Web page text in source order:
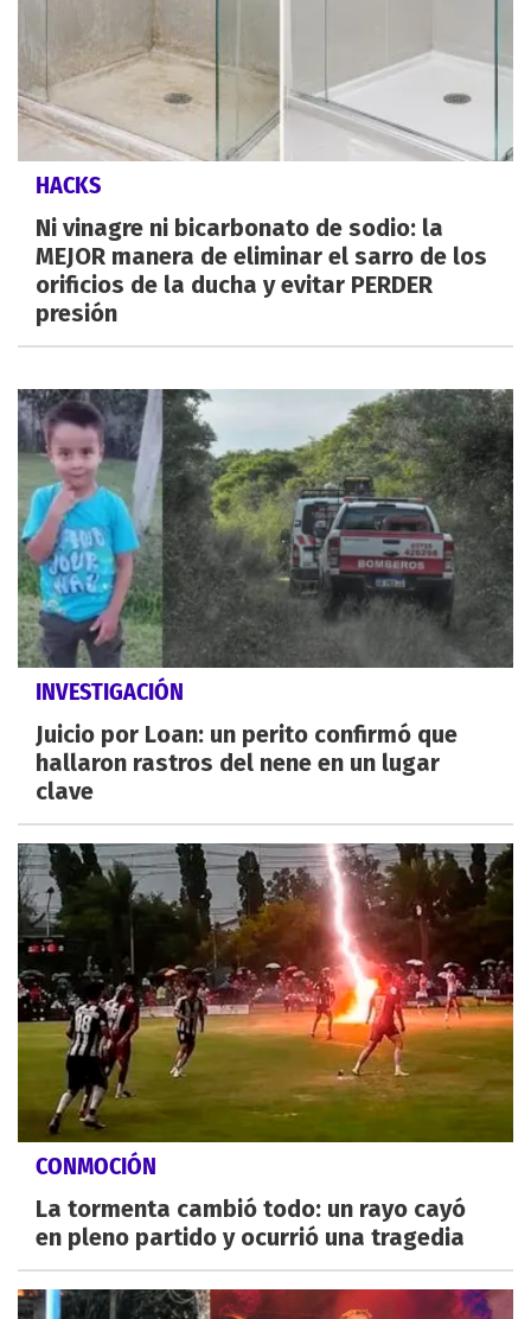
HACKS
Ni vinagre ni bicarbonato de sodio: la
MEJOR manera de eliminar el sarro de los
orificios de la ducha y evitar PERDER
presión
INVESTIGACIÓN
Juicio por Loan: un perito confirmó que
hallaron rastros del nene en un lugar
clave
CONMOCIÓN
La tormenta cambió todo: un rayo cayó
en pleno partido y ocurrió una tragedia